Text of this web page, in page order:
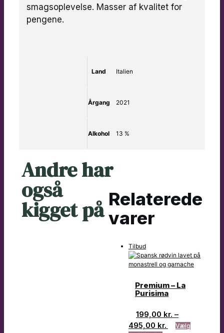
smagsoplevelse. Masser af kvalitet for
pengene.
Land Italien
Årgang 2021
Alkohol 13 %
Andre har
også
kigget på Relaterede
varer
Tilbud
Premium – La
Purisima
199,00 kr. –
495,00 kr.
Vælg